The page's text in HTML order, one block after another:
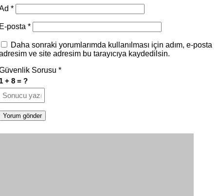
*
posta *
Daha sonraki yorumlarımda kullanılması için adım, e-posta
ve site adresim bu tarayıcıya kaydedilsin.
Sorusu *
+ 8 = ?